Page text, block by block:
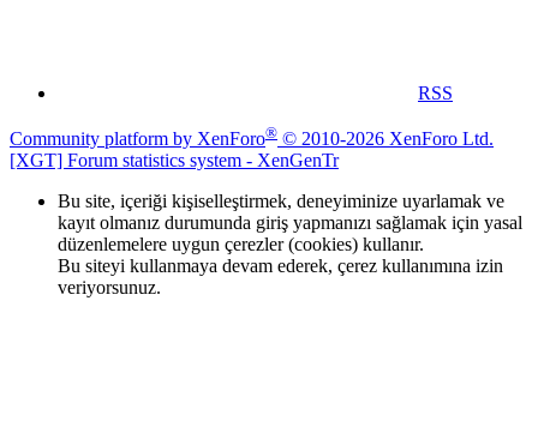
RSS
Community platform by XenForo® © 2010-2026 XenForo Ltd.
[XGT] Forum statistics system - XenGenTr
Bu site, içeriği kişiselleştirmek, deneyiminize uyarlamak ve
kayıt olmanız durumunda giriş yapmanızı sağlamak için yasal
düzenlemelere uygun çerezler (cookies) kullanır.
Bu siteyi kullanmaya devam ederek, çerez kullanımına izin
veriyorsunuz.